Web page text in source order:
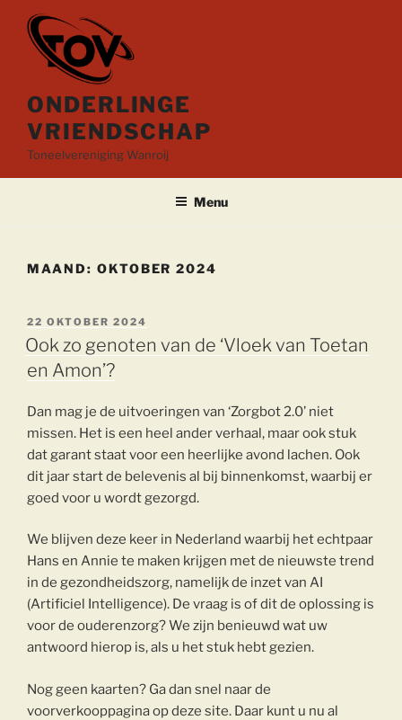
ONDERLINGE
VRIENDSCHAP
Toneelvereniging Wanroij
Menu
MAAND: OKTOBER 2024
GEPLAATST
OP
22 OKTOBER 2024
Ook zo genoten van de ‘Vloek van Toetan
en Amon’?
Dan mag je de uitvoeringen van ‘Zorgbot 2.0’ niet
missen. Het is een heel ander verhaal, maar ook stuk
dat garant staat voor een heerlijke avond lachen. Ook
dit jaar start de belevenis al bij binnenkomst, waarbij er
goed voor u wordt gezorgd.
We blijven deze keer in Nederland waarbij het echtpaar
Hans en Annie te maken krijgen met de nieuwste trend
in de gezondheidszorg, namelijk de inzet van AI
(Artificiel Intelligence). De vraag is of dit de oplossing is
voor de ouderenzorg? We zijn benieuwd wat uw
antwoord hierop is, als u het stuk hebt gezien.
Nog geen kaarten? Ga dan snel naar de
voorverkooppagina op deze site. Daar kunt u nu al